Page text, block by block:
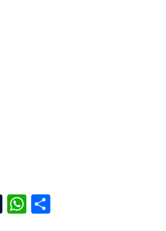
TumblrWhatsApp